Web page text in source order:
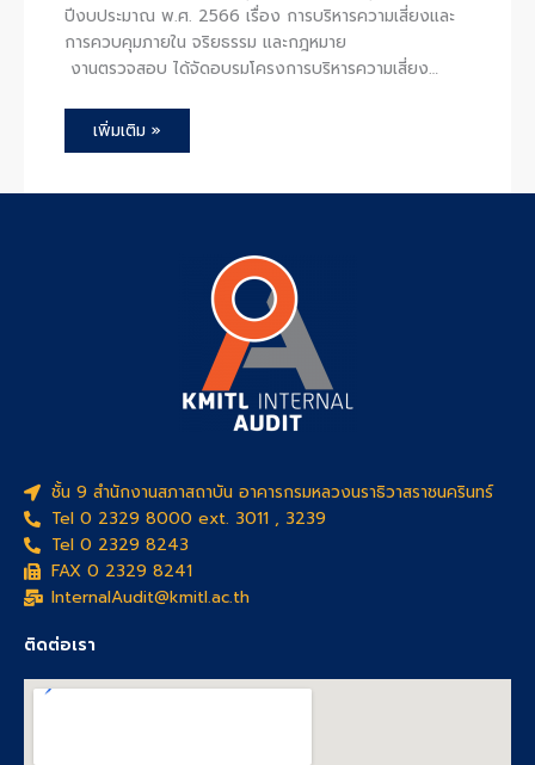
ปีงบประมาณ พ.ศ. 2566 เรื่อง การบริหารความเสี่ยงและ
การควบคุมภายใน จริยธรรม และกฎหมาย
งานตรวจสอบ ได้จัดอบรมโครงการบริหารความเสี่ยง…
เพิ่มเติม »
ชั้น 9 สำนักงานสภาสถาบัน อาคารกรมหลวงนราธิวาสราชนครินทร์
Tel 0 2329 8000 ext. 3011 , 3239
Tel 0 2329 8243
FAX 0 2329 8241
InternalAudit@kmitl.ac.th
ติดต่อเรา